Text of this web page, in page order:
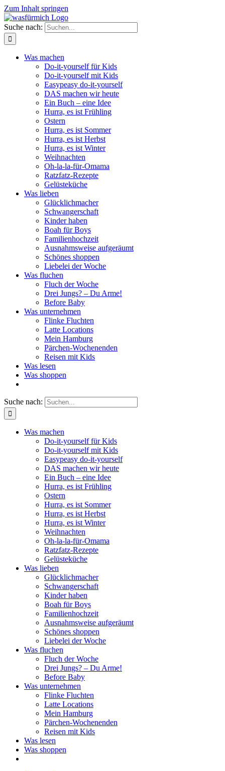
Zum Inhalt springen
Suche nach:
Was machen
Do-it-yourself für Kids
Do-it-yourself mit Kids
Easypeasy do-it-yourself
DAS machen wir heute
Ein Buch – eine Idee
Hurra, es ist Frühling
Ostern
Hurra, es ist Sommer
Hurra, es ist Herbst
Hurra, es ist Winter
Weihnachten
Oh-la-la-für-Omama
Ratzfatz-Rezepte
Gelüsteküche
Was lieben
Glücklichmacher
Schwangerschaft
Kinder haben
Boah für Boys
Familienhochzeit
Ausnahmsweise aufgeräumt
Schönes shoppen
Liebelei der Woche
Was fluchen
Fluch der Woche
Drei Jungs? – Du Arme!
Before Baby
Was unternehmen
Flinke Fluchten
Latte Locations
Mein Hamburg
Pärchen-Wochenenden
Reisen mit Kids
Was lesen
Was shoppen
Suche nach:
Was machen
Do-it-yourself für Kids
Do-it-yourself mit Kids
Easypeasy do-it-yourself
DAS machen wir heute
Ein Buch – eine Idee
Hurra, es ist Frühling
Ostern
Hurra, es ist Sommer
Hurra, es ist Herbst
Hurra, es ist Winter
Weihnachten
Oh-la-la-für-Omama
Ratzfatz-Rezepte
Gelüsteküche
Was lieben
Glücklichmacher
Schwangerschaft
Kinder haben
Boah für Boys
Familienhochzeit
Ausnahmsweise aufgeräumt
Schönes shoppen
Liebelei der Woche
Was fluchen
Fluch der Woche
Drei Jungs? – Du Arme!
Before Baby
Was unternehmen
Flinke Fluchten
Latte Locations
Mein Hamburg
Pärchen-Wochenenden
Reisen mit Kids
Was lesen
Was shoppen